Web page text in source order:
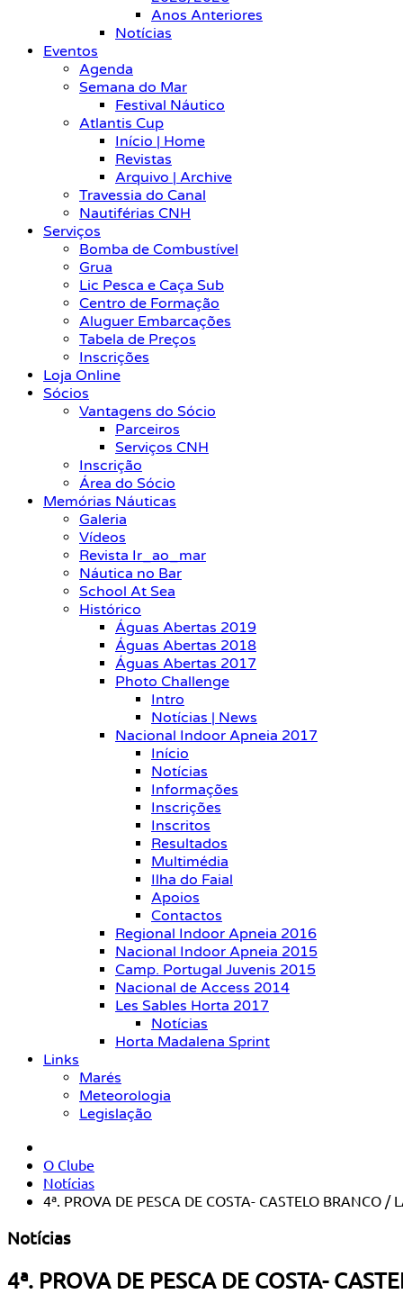
Anos Anteriores
Notícias
Eventos
Agenda
Semana do Mar
Festival Náutico
Atlantis Cup
Início | Home
Revistas
Arquivo | Archive
Travessia do Canal
Nautiférias CNH
Serviços
Bomba de Combustível
Grua
Lic Pesca e Caça Sub
Centro de Formação
Aluguer Embarcações
Tabela de Preços
Inscrições
Loja Online
Sócios
Vantagens do Sócio
Parceiros
Serviços CNH
Inscrição
Área do Sócio
Memórias Náuticas
Galeria
Vídeos
Revista Ir_ao_mar
Náutica no Bar
School At Sea
Histórico
Águas Abertas 2019
Águas Abertas 2018
Águas Abertas 2017
Photo Challenge
Intro
Notícias | News
Nacional Indoor Apneia 2017
Início
Notícias
Informações
Inscrições
Inscritos
Resultados
Multimédia
Ilha do Faial
Apoios
Contactos
Regional Indoor Apneia 2016
Nacional Indoor Apneia 2015
Camp. Portugal Juvenis 2015
Nacional de Access 2014
Les Sables Horta 2017
Notícias
Horta Madalena Sprint
Links
Marés
Meteorologia
Legislação
O Clube
Notícias
4ª. PROVA DE PESCA DE COSTA- CASTELO BRANCO /
Notícias
4ª. PROVA DE PESCA DE COSTA-